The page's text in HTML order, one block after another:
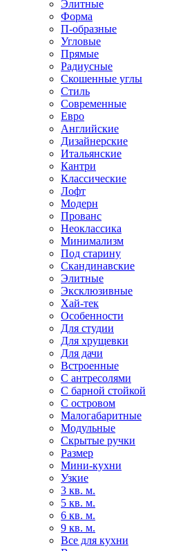
Элитные
Форма
П-образные
Угловые
Прямые
Радиусные
Скошенные углы
Стиль
Современные
Евро
Английские
Дизайнерские
Итальянские
Кантри
Классические
Лофт
Модерн
Прованс
Неоклассика
Минимализм
Под старину
Скандинавские
Элитные
Эксклюзивные
Хай-тек
Особенности
Для студии
Для хрущевки
Для дачи
Встроенные
С антресолями
С барной стойкой
С островом
Малогабаритные
Модульные
Скрытые ручки
Размер
Мини-кухни
Узкие
3 кв. м.
5 кв. м.
6 кв. м.
9 кв. м.
Все для кухни